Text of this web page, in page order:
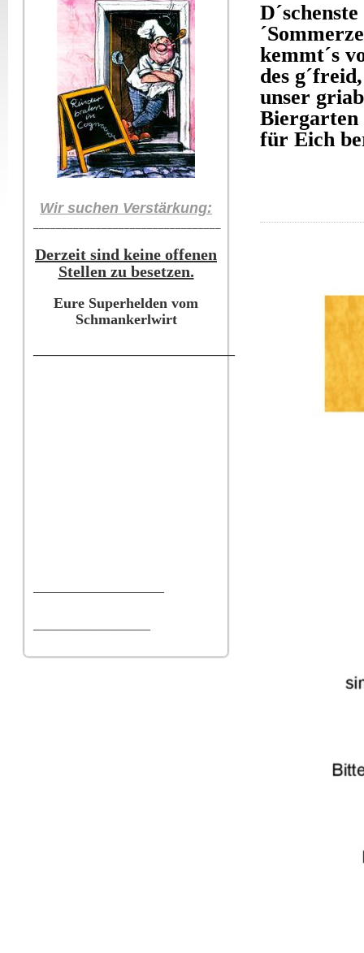
Wir suchen Verstärkung:
Derzeit sind keine offenen
Stellen zu besetzen.
Eure Superhelden vom
Schmankerlwirt
kemmt´s
des g´freid,
unser
Biergarten
für Eich